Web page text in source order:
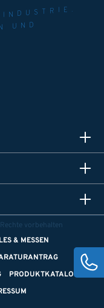
UND
vorbehalten
& MESSEN
PRODUKTKATALOGE